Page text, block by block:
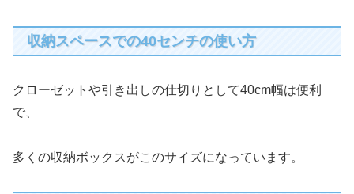
収納スペースでの40センチの使い方
クローゼットや引き出しの仕切りとして40cm幅は便利
で、
多くの収納ボックスがこのサイズになっています。